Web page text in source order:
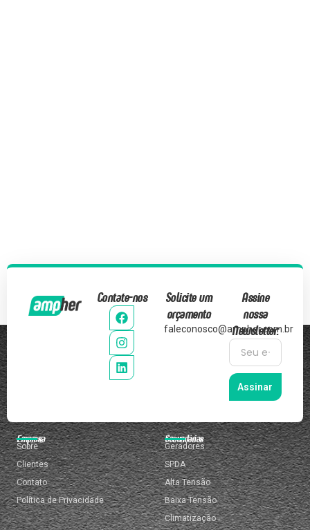
Contate-nos
Solicite um
orçamento
faleconosco@ampher.com.br
Assine
nossa
Newsletter:
Assinar
Empresa
Sobre
Clientes
Contato
Política de Privacidade
Secundárias
Geradores
SPDA
Alta Tensão
Baixa Tensão
Climatização